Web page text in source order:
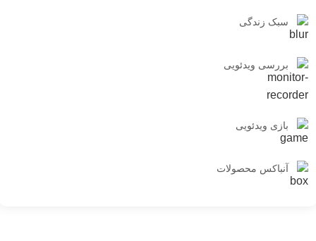
سبک زندگی
بررسی ویدئویی
بازی ویدئویی
آنباکس محصولات